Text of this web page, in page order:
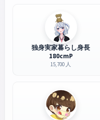
独身実家暮らし身長
180cmP
15,700 人